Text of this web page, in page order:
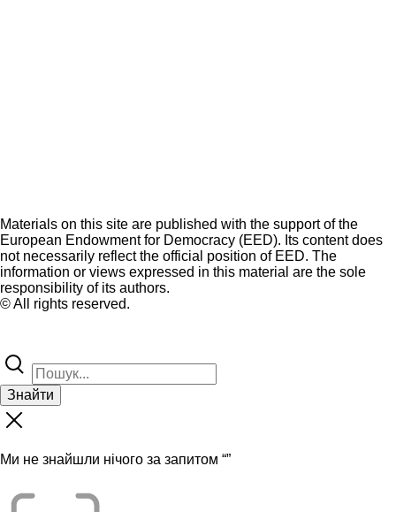
Materials on this site are published with the support of the
European Endowment for Democracy (EED). Its content does
not necessarily reflect the official position of EED. The
information or views expressed in this material are the sole
responsibility of its authors.
© All rights reserved.
Знайти
Ми не знайшли нічого за запитом “”